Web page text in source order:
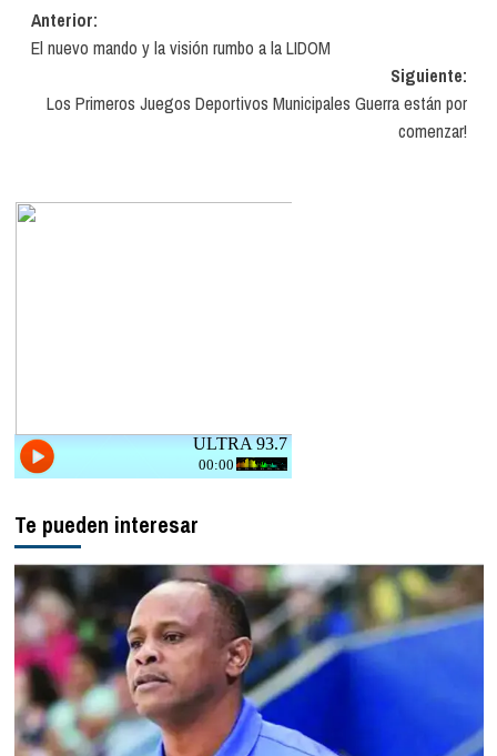
Navegación
de
entradas
Anterior:
El nuevo mando y la visión rumbo a la LIDOM
Siguiente:
Los Primeros Juegos Deportivos Municipales Guerra están por
comenzar!
Te pueden interesar